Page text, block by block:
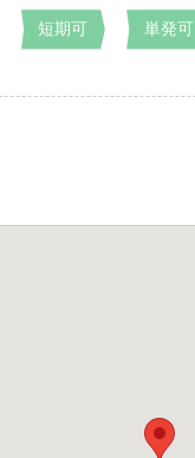
短期可 単発可